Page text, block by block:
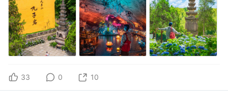
33 0 10